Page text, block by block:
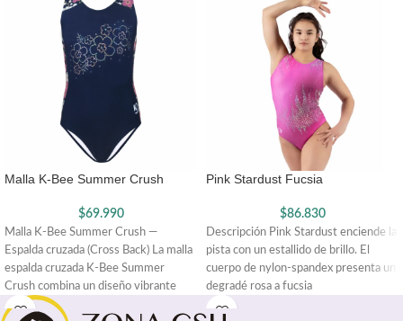
Malla K-Bee Summer Crush
$69.990
Malla K-Bee Summer Crush —
Espalda cruzada (Cross Back) La malla
espalda cruzada K-Bee Summer
Crush combina un diseño vibrante
Pink Stardust Fucsia
$86.830
Descripción Pink Stardust enciende la
pista con un estallido de brillo. El
cuerpo de nylon-spandex presenta un
degradé rosa a fucsia